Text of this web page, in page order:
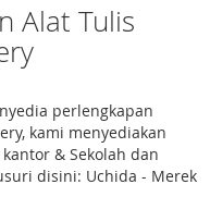
Alat Tulis
perlengkapan
kami menyediakan
& Sekolah dan
disini: Uchida - Merek